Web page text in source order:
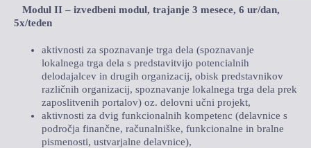
Modul II – izvedbeni modul, trajanje 3 mesece, 6 ur/dan,
5x/teden
aktivnosti za spoznavanje trga dela (spoznavanje
lokalnega trga dela s predstavitvijo potencialnih
delodajalcev in drugih organizacij, obisk predstavnikov
različnih organizacij, spoznavanje lokalnega trga dela prek
zaposlitvenih portalov) oz. delovni učni projekt,
aktivnosti za dvig funkcionalnih kompetenc (delavnice s
področja finančne, računalniške, funkcionalne in bralne
pismenosti, ustvarjalne delavnice),